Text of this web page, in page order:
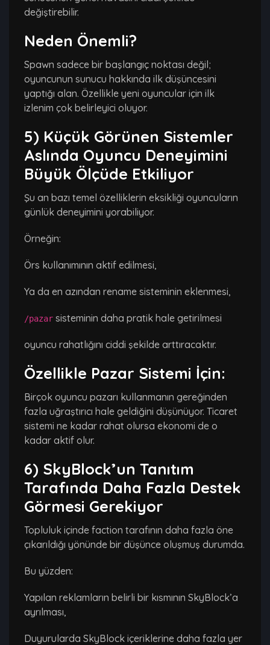
değiştirebilir.
Neden Önemli?
Spawn sadece bir başlangıç noktası değil;
oyuncunun sunucu hakkında ilk düşüncesini
yaptığı alan. Özellikle yeni oyuncular için ilk
izlenim çok belirleyici oluyor.
5) Küçük Görünen Sistemler
Aslında Oyuncu Deneyimini
Büyük Ölçüde Etkiliyor
Şu an bazı temel özelliklerin eksikliği oyuncuların
günlük deneyimini yorabiliyor.
Örneğin:
Örs kullanımının aktif edilmesi,
Ya da en azından rename sisteminin eklenmesi,
/pazar sisteminin daha pratik hale getirilmesi
oyuncu rahatlığını ciddi şekilde arttıracaktır.
Özellikle Pazar Sistemi İçin:
Birçok oyuncu pazarı kullanmanın gereğinden
fazla uğraştırıcı hale geldiğini düşünüyor. Ticaret
sistemi ne kadar rahat olursa ekonomi de o
kadar aktif olur.
6) SkyBlock’un Tanıtım
Tarafında Daha Fazla Destek
Görmesi Gerekiyor
Topluluk içinde faction tarafının daha fazla öne
çıkarıldığı yönünde bir düşünce oluşmuş durumda.
Bu yüzden:
Yapılan reklamların belirli bir kısmının SkyBlock’a
ayrılması,
Duyurularda SkyBlock içeriklerine daha fazla yer